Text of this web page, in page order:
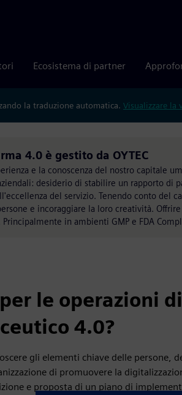
Ecosistema di partner
la traduzione automatica. Visualizzare la
4.0 è gestito da OYTEC
e la conoscenza del nostro capitale
desiderio di stabilire un rapporto di
del servizio. Tenendo conto del
e incoraggiare la loro creatività.
Principalmente in ambienti GMP e FDA
le operazioni
4.0?
gli elementi chiave delle persone,
di promuovere la
e proposta di un piano di